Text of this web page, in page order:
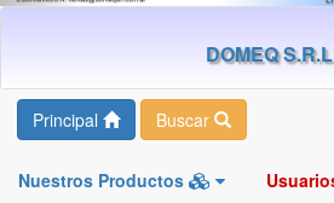
DOMEQ
Principal Buscar
Nuestros Productos